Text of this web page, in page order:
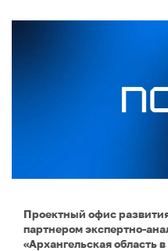
Проектный офис
партнером экспертно-
«Архангельская область